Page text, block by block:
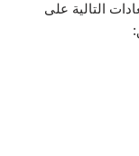
التالية على